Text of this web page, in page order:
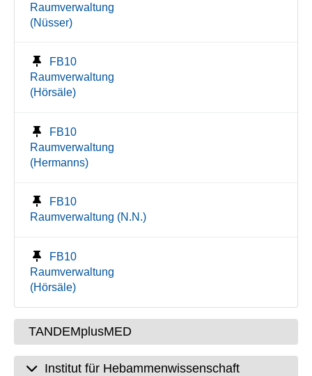
Raumverwaltung
(Nüsser)
FB10
Raumverwaltung
(Hörsäle)
FB10
Raumverwaltung
(Hermanns)
FB10
Raumverwaltung (N.N.)
FB10
Raumverwaltung
(Hörsäle)
TANDEMplusMED
Institut für Hebammenwissenschaft